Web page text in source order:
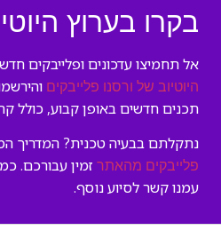
בקרו בערוץ
אל תחמיצו עדכונים ופלייבקים
היוטיוב של ורסנו פלייבקים
תכנים חדשים באופן קבוע, כולל
נתקלתם בבעיה טכנית? המדריך
פלייבקים מהאתר זמין עבורכם.
עמנו קשר לסיוע נוסף.